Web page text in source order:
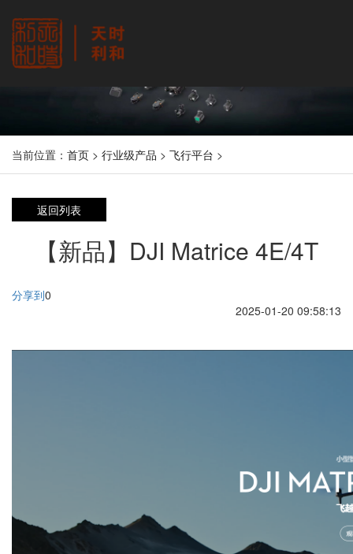
当前位置： 首页 > 行业级产品 > 飞行平台 >
返回列表
【新品】DJI Matrice 4E/4T
分享到0
2025-01-20 09:58:13